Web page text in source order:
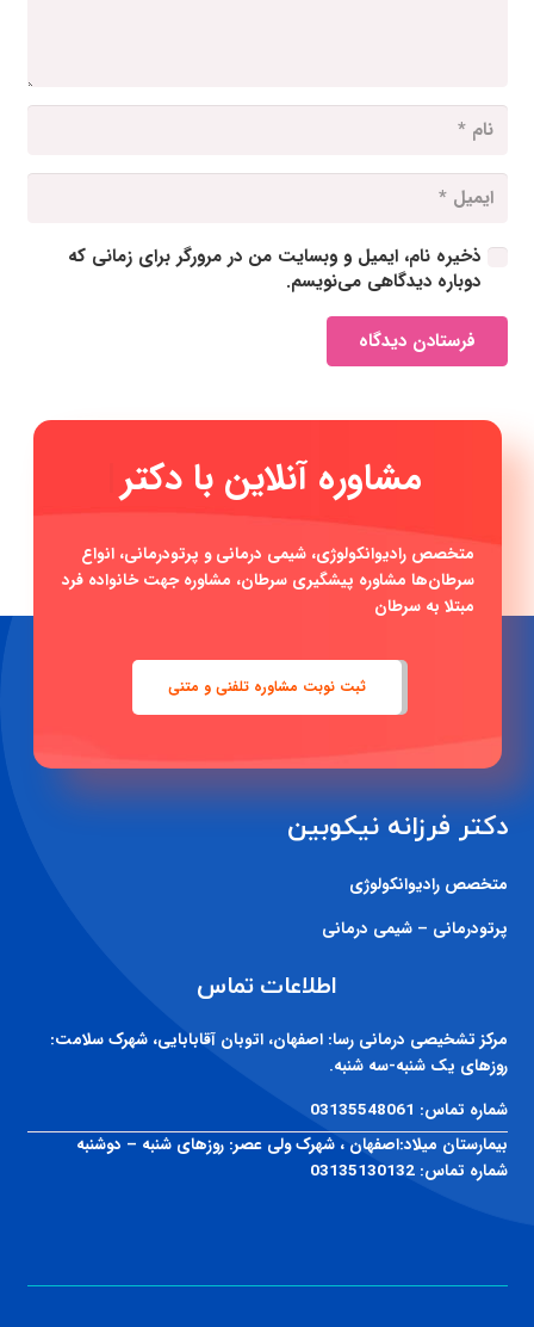
ذخیره نام، ایمیل و وبسایت من در مرورگر برای زمانی که
دوباره دیدگاهی می‌نویسم.
فرستادن دیدگاه
مشاوره آنلا |
متخصص رادیوانکولوژی، شیمی درمانی و پرتودرمانی، انواع
سرطان‌ها مشاوره پیشگیری سرطان، مشاوره جهت خانواده فرد
مبتلا به سرطان
ثبت نوبت مشاوره تلفنی و متنی
دکتر فرزانه نیکوبین
متخصص رادیوانکولوژی
پرتودرمانی – شیمی درمانی
اطلاعات تماس
مرکز تشخیصی درمانی رسا: اصفهان، اتوبان آقابابایی، شهرک سلامت:
روزهای یک شنبه-سه شنبه.
شماره تماس: 03135548061
بیمارستان میلاد:اصفهان ، شهرک ولی عصر: روزهای شنبه – دوشنبه
شماره تماس:03135130132